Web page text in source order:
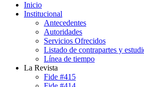
Inicio
Institucional
Antecedentes
Autoridades
Servicios Ofrecidos
Listado de contrapartes y
Línea de tiempo
La Revista
Fide #415